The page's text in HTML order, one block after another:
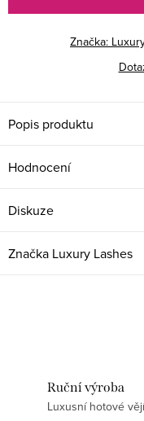
Značka:
Popis produktu
Hodnocení
Diskuze
Značka Luxury Lashes
Ruční výroba
Luxusní hotové